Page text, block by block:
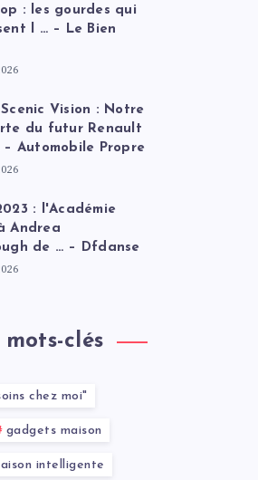
: les gourdes qui
l … – Le Bien
Vision : Notre
du futur Renault
– Automobile Propre
: l'Académie
Andrea
de … – Dfdanse
clés
chez moi"
gadgets maison
intelligente